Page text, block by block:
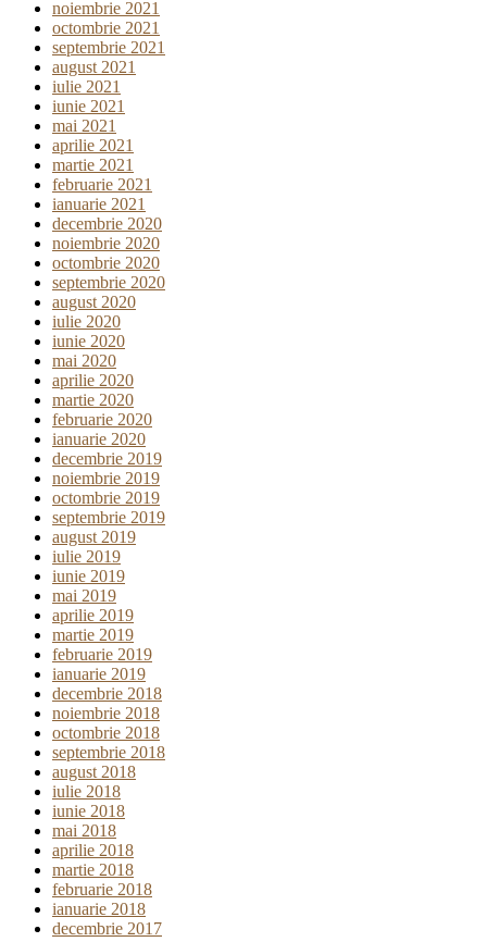
noiembrie 2021
octombrie 2021
septembrie 2021
august 2021
iulie 2021
iunie 2021
mai 2021
aprilie 2021
martie 2021
februarie 2021
ianuarie 2021
decembrie 2020
noiembrie 2020
octombrie 2020
septembrie 2020
august 2020
iulie 2020
iunie 2020
mai 2020
aprilie 2020
martie 2020
februarie 2020
ianuarie 2020
decembrie 2019
noiembrie 2019
octombrie 2019
septembrie 2019
august 2019
iulie 2019
iunie 2019
mai 2019
aprilie 2019
martie 2019
februarie 2019
ianuarie 2019
decembrie 2018
noiembrie 2018
octombrie 2018
septembrie 2018
august 2018
iulie 2018
iunie 2018
mai 2018
aprilie 2018
martie 2018
februarie 2018
ianuarie 2018
decembrie 2017